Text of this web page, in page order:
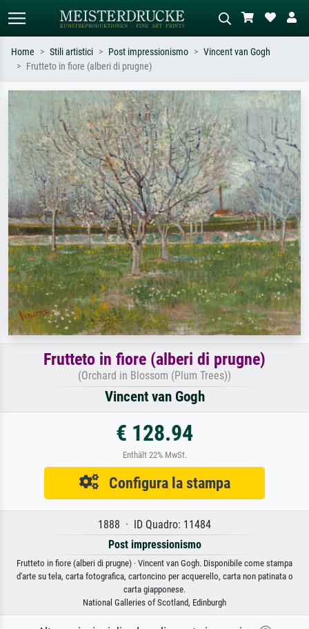
Cerca per artista, titolo o stile – es.
Monet, Notte stellata,
Impressionismo, onda di Hokusai,
nudo.
Descrivi la scena – es. prato verde,
astratto con molto rosso, dipinto a
olio scuro, nudo in piedi vicino a un
albero.
Home Stili artistici Post impressionismo
Vincent van Gogh
Frutteto in fiore (alberi di prugne)
Frutteto in fiore (alberi di prugne)
(Orchard in Blossom (Plum Trees))
Vincent van Gogh
€ 128.94
Enthält 22% MwSt.
Configura la stampa
1888 · ID Quadro: 11484
Post impressionismo
Frutteto in fiore (alberi di prugne) · Vincent van Gogh. Disponibile come stampa
d'arte su tela, carta fotografica, cartoncino per acquerello, carta non patinata o
carta giapponese.
National Galleries of Scotland, Edinburgh